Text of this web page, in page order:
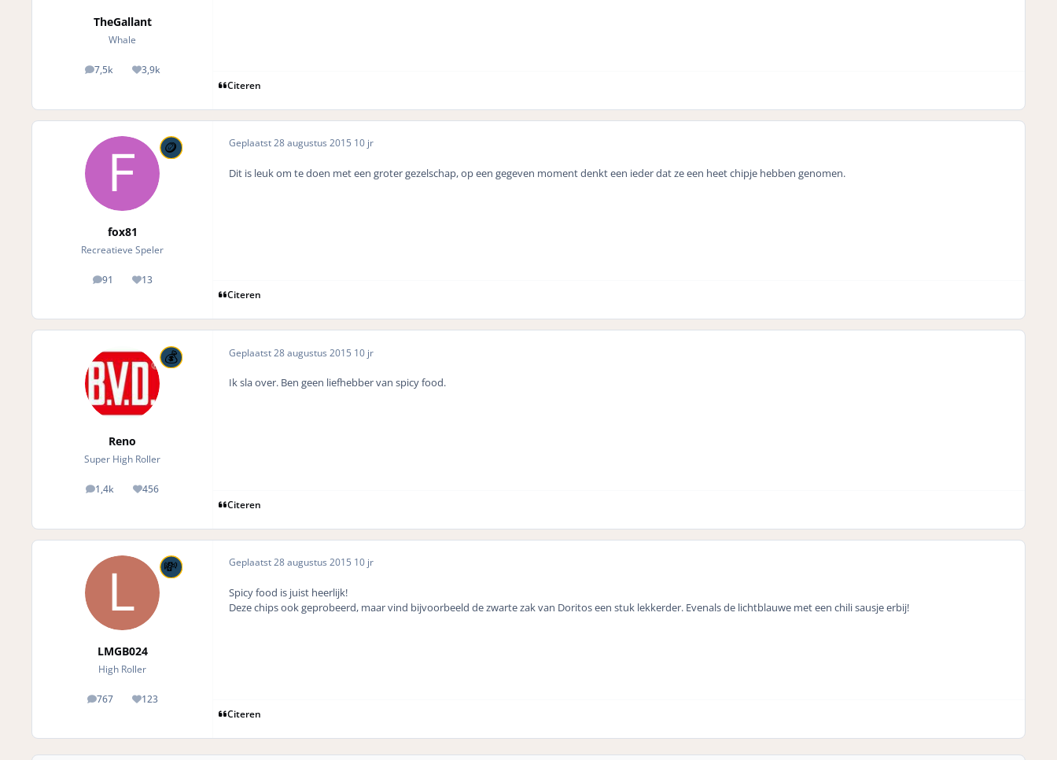
TheGallant
Whale
7,5k
posts 3,9k
Reputation
Citeren
fox81
Recreatieve Speler
91
posts 13
Reputation
Geplaatst28 augustus 2015 10 jr
Dit is leuk om te doen met een groter gezelschap, op een gegeven moment denkt een ieder dat ze een heet chipje hebben genomen.
Citeren
Reno
Super High Roller
1,4k
posts 456
Reputation
Geplaatst28 augustus 2015 10 jr
Ik sla over. Ben geen liefhebber van spicy food.
Citeren
LMGB024
High Roller
767
posts 123
Reputation
Geplaatst28 augustus 2015 10 jr
Spicy food is juist heerlijk!
Deze chips ook geprobeerd, maar vind bijvoorbeeld de zwarte zak van Doritos een stuk lekkerder. Evenals de lichtblauwe met een chili sausje erbij!
Citeren